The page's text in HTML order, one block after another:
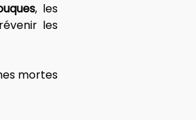
, les
les
mortes